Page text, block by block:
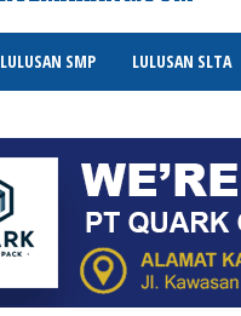
LULUSAN SMP LULUSAN SLTA